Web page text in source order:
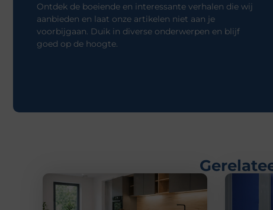
Ontdek de boeiende en interessante verhalen die wij
aanbieden en laat onze artikelen niet aan je
voorbijgaan. Duik in diverse onderwerpen en blijf
goed op de hoogte.